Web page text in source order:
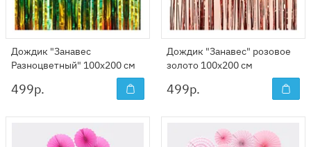
Дождик "Занавес
Разноцветный" 100x200 см
499р.
Дождик "Занавес" розовое
золото 100x200 см
499р.